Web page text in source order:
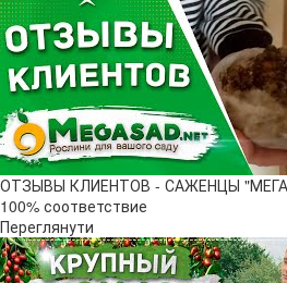
ОТЗЫВЫ КЛИЕНТОВ - САЖЕНЦЫ
100% соответствие
Переглянути